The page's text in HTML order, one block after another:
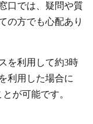
口では、疑問や質
の方でも心配あり
を利用して約3時
利用した場合に
が可能です。